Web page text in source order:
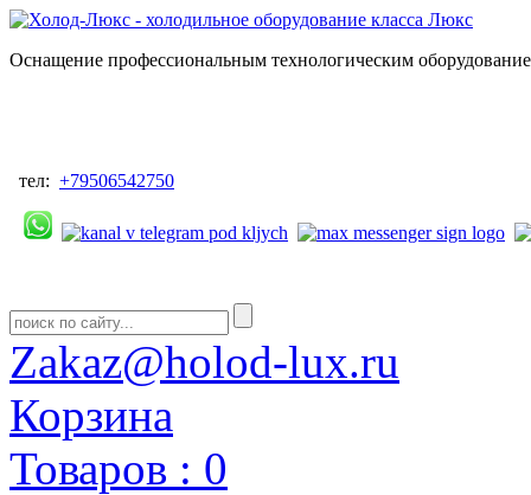
Оснащение профессиональным технологическим
тел: +79506542750
Zakaz@holod-lux.ru
Корзина
Товаров : 0